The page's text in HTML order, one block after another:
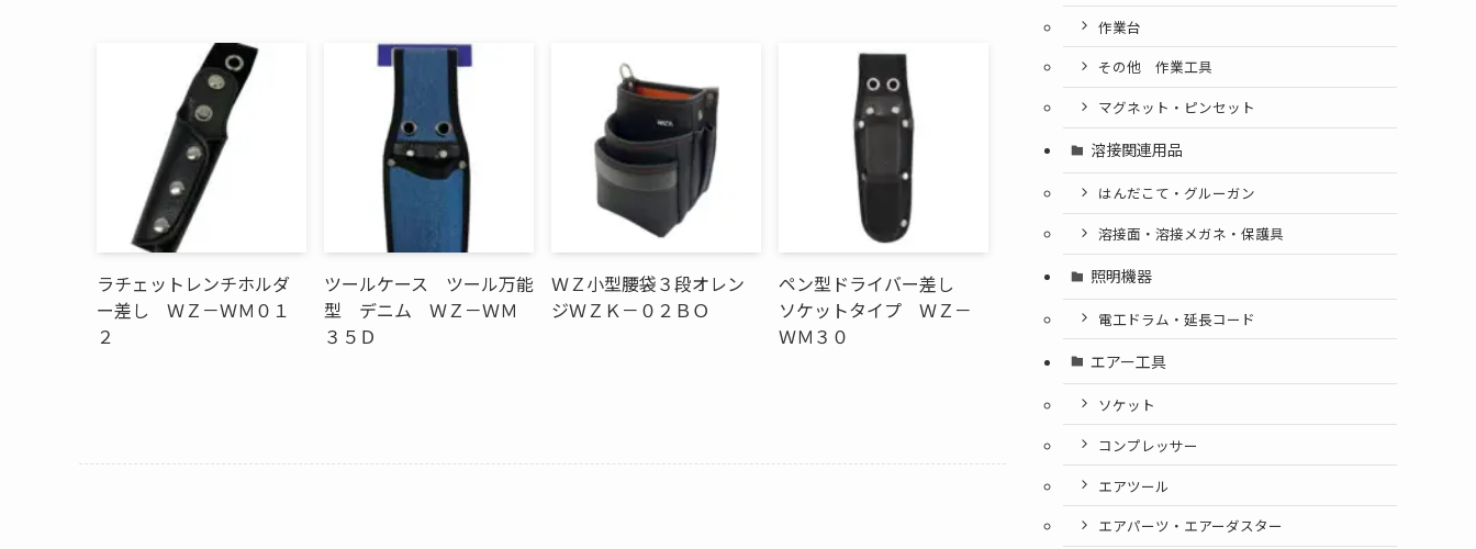
ラチェットレンチホルダ
ー差し ＷＺ－ＷＭ０１
２
ツールケース ツール万能
型 デニム ＷＺ－ＷＭ
３５Ｄ
ＷＺ小型腰袋３段オレン
ジＷＺＫ－０２ＢＯ
ペン型ドライバー差し
ソケットタイプ ＷＺ－
ＷＭ３０
作業台
その他 作業工具
マグネット・ピンセット
溶接関連用品
はんだこて・グルーガン
溶接面・溶接メガネ・保護具
照明機器
電工ドラム・延長コード
エアー工具
ソケット
コンプレッサー
エアツール
エアパーツ・エアーダスター